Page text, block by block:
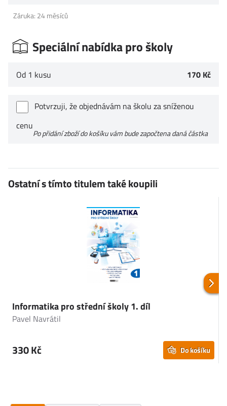
Záruka: 24 měsíců
Speciální nabídka pro školy
Od 1 kusu 170 Kč
Potvrzuji, že objednávám na školu za sníženou
cenu
Po přidání zboží do košíku vám bude započtena daná částka
Ostatní s tímto titulem také koupili
Informatika pro střední školy 1. díl
Pavel Navrátil
330 Kč Do košíku